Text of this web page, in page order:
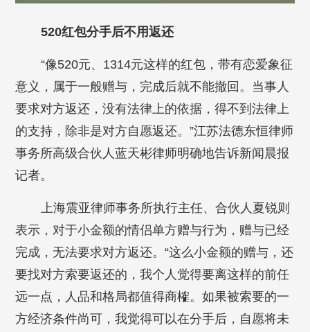
520红包分手后不用返还
“像520元、1314元这样的红包，带有恋爱象征
意义，属于一般赠与，完成后就不能撤回。当事人
要求对方返还，没有法律上的依据，得不到法律上
的支持，除非是对方自愿返还。”江苏法德东恒律师
事务所高级合伙人蓝天彬律师明确地告诉新闻晨报
记者。
上海震亚律师事务所执行主任、合伙人夏锐则
表示，对于小金额的情侣单方赠与行为，赠与已经
完成，无法要求对方返还。“这么小金额的赠与，还
要找对方索要返还的，我个人觉得要离这样的前任
远一点，人品和格局都值得商榷。如果被索要的一
方经济条件尚可，我觉得可以在分手后，自愿将未